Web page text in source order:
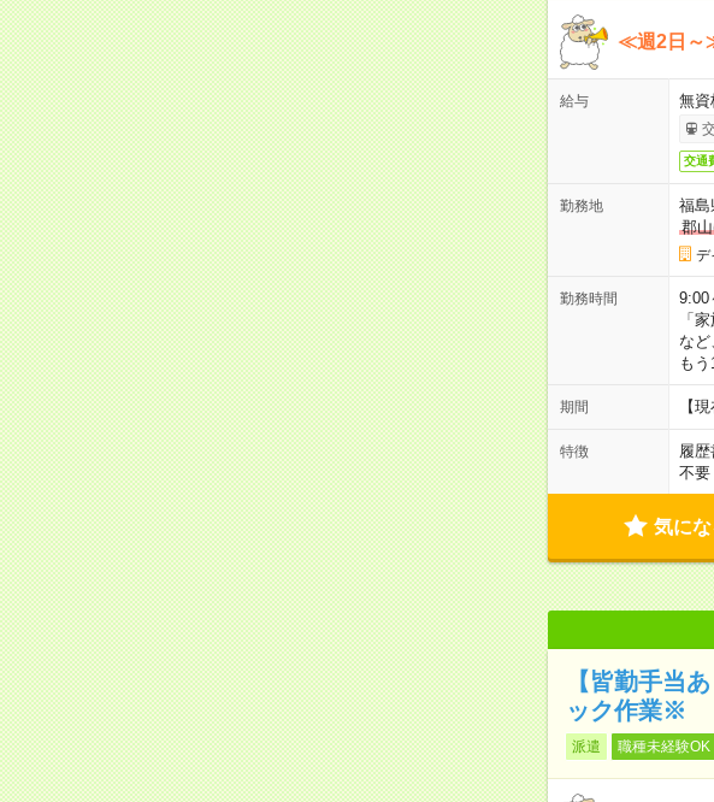
≪週2日～≫
給与 無
交通
勤務地
福島
郡
デ
勤務時間
9:00
「
な
も
期間 【
特徴 履
不要
気にな
【皆勤手当
ック作業※
派遣 職種未経験OK